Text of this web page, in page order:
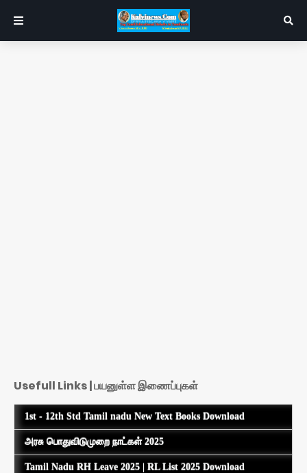
Usefull Links | பயனுள்ள இணைப்புகள்
1st - 12th Std Tamil nadu New Text Books Download
அரசு பொதுவிடுமுறை நாட்கள் 2025
Tamil Nadu RH Leave 2025 | RL List 2025 Download